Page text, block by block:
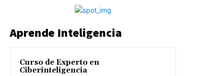
Aprende Inteligencia
Curso de Experto en
Ciberinteligencia